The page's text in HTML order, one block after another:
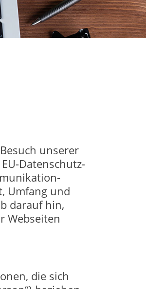
unserer
Datenschutz-
Umfang und
darauf hin,
Webseiten
die sich